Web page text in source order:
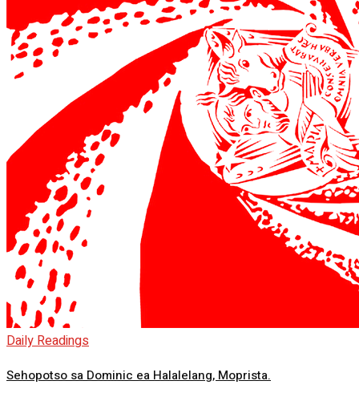
Daily Readings
Sehopotso sa Dominic ea Halalelang, Moprista.